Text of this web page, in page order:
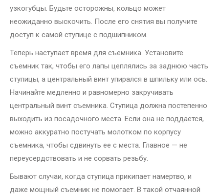
узкогубцы. Будьте осторожны, кольцо может
неожиданно выскочить. После его снятия вы получите
доступ к самой ступице с подшипником.
Теперь наступает время для съемника. Установите
съемник так, чтобы его лапы цеплялись за заднюю часть
ступицы, а центральный винт упирался в шпильку или ось.
Начинайте медленно и равномерно закручивать
центральный винт съемника. Ступица должна постепенно
выходить из посадочного места. Если она не поддается,
можно аккуратно постучать молотком по корпусу
съемника, чтобы сдвинуть ее с места. Главное — не
переусердствовать и не сорвать резьбу.
Бывают случаи, когда ступица прикипает намертво, и
даже мощный съемник не помогает. В такой отчаянной